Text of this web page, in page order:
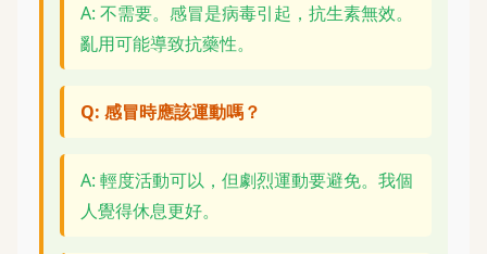
A: 不需要。感冒是病毒引起，抗生素無效。
亂用可能導致抗藥性。
Q: 感冒時應該運動嗎？
A: 輕度活動可以，但劇烈運動要避免。我個
人覺得休息更好。